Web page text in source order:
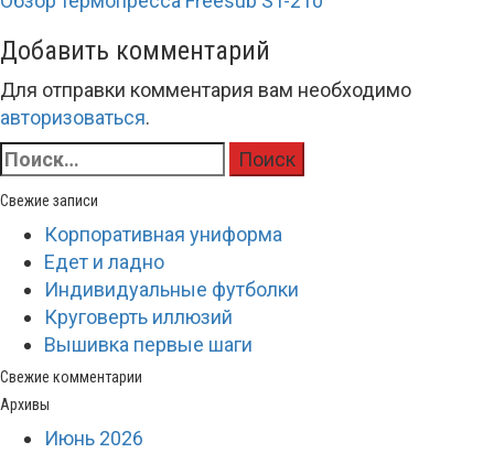
по
записям
Добавить комментарий
Для отправки комментария вам необходимо
авторизоваться.
Найти:
Свежие записи
Корпоративная униформа
Едет и ладно
Индивидуальные футболки
Круговерть иллюзий
Вышивка первые шаги
Свежие комментарии
Архивы
Июнь 2026